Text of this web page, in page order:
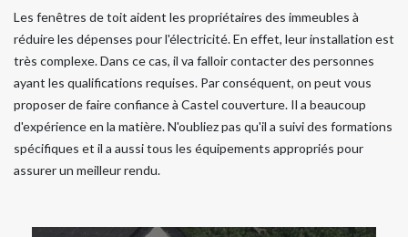
Les fenêtres de toit aident les propriétaires des immeubles à
réduire les dépenses pour l'électricité. En effet, leur installation est
très complexe. Dans ce cas, il va falloir contacter des personnes
ayant les qualifications requises. Par conséquent, on peut vous
proposer de faire confiance à Castel couverture. Il a beaucoup
d'expérience en la matière. N'oubliez pas qu'il a suivi des formations
spécifiques et il a aussi tous les équipements appropriés pour
assurer un meilleur rendu.